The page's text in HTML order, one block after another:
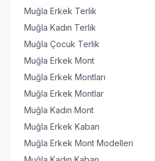
Muğla Erkek Terlik
Muğla Kadın Terlik
Muğla Çocuk Terlik
Muğla Erkek Mont
Muğla Erkek Montları
Muğla Erkek Montlar
Muğla Kadın Mont
Muğla Erkek Kaban
Muğla Erkek Mont Modelleri